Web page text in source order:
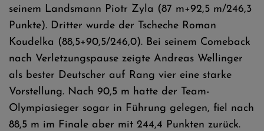
seinem Landsmann Piotr Zyla (87 m+92,5 m/246,3
Punkte). Dritter wurde der Tscheche Roman
Koudelka (88,5+90,5/246,0). Bei seinem Comeback
nach Verletzungspause zeigte Andreas Wellinger
als bester Deutscher auf Rang vier eine starke
Vorstellung. Nach 90,5 m hatte der Team-
Olympiasieger sogar in Führung gelegen, fiel nach
88,5 m im Finale aber mit 244,4 Punkten zurück.